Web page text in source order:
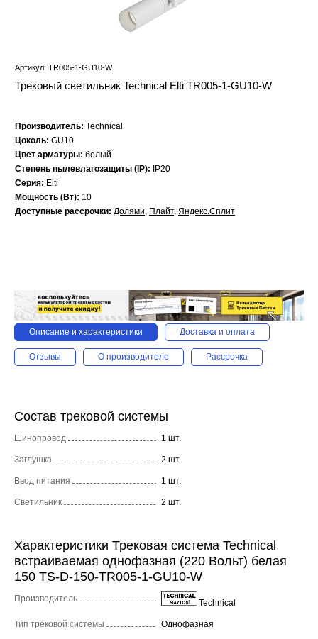
Артикул: TR005-1-GU10-W
Трековый светильник Technical Elti TR005-1-GU10-W
Производитель: Technical
Цоколь: GU10
Цвет арматуры: белый
Степень пылевлагозащиты (IP):
IP20
Серия: Elti
Мощность (Вт): 10
Доступные рассрочки: Долями, Плайт, Яндекс.Сплит
Описание и характеристики Доставка и оплата
Отзывы О производителе Рассрочка
Состав трековой системы
Шинопровод 1 шт.
Заглушка 2 шт.
Ввод питания 1 шт.
Светильник 2 шт.
Характеристики Трековая система Technical
встраиваемая однофазная (220 Вольт) белая
150 TS-D-150-TR005-1-GU10-W
Производитель Technical
Тип трековой системы Однофазная